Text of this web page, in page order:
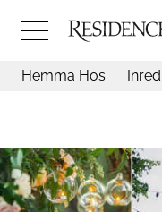
Design
Trädgård
Video
Hemma Hos